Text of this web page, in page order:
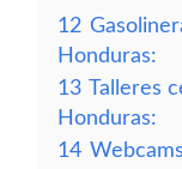
12
Honduras:
13 Talleres
Honduras:
14